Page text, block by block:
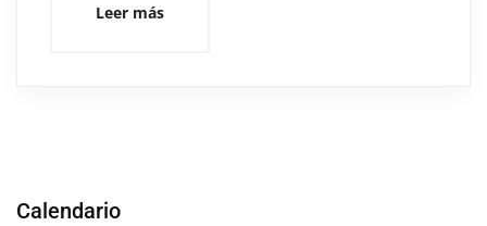
Leer más
Calendario